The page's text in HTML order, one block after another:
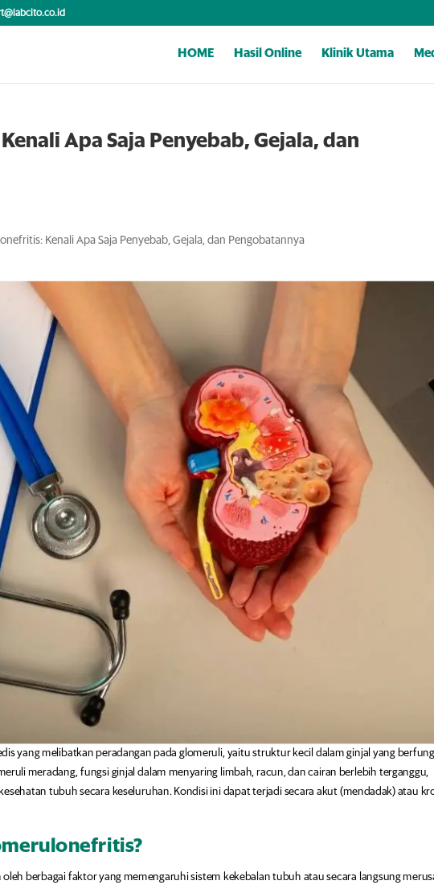
HOME Hasil Online Klinik Utama
Apa Saja Penyebab, Gejala, dan
Kenali Apa Saja Penyebab, Gejala, dan Pengobatannya
yang melibatkan peradangan pada glomeruli, yaitu struktur kecil dalam ginjal yang
meradang, fungsi ginjal dalam menyaring limbah, racun, dan cairan berlebih terganggu,
tubuh secara keseluruhan. Kondisi ini dapat terjadi secara akut (mendadak) atau
berbagai faktor yang memengaruhi sistem kekebalan tubuh atau secara langsung